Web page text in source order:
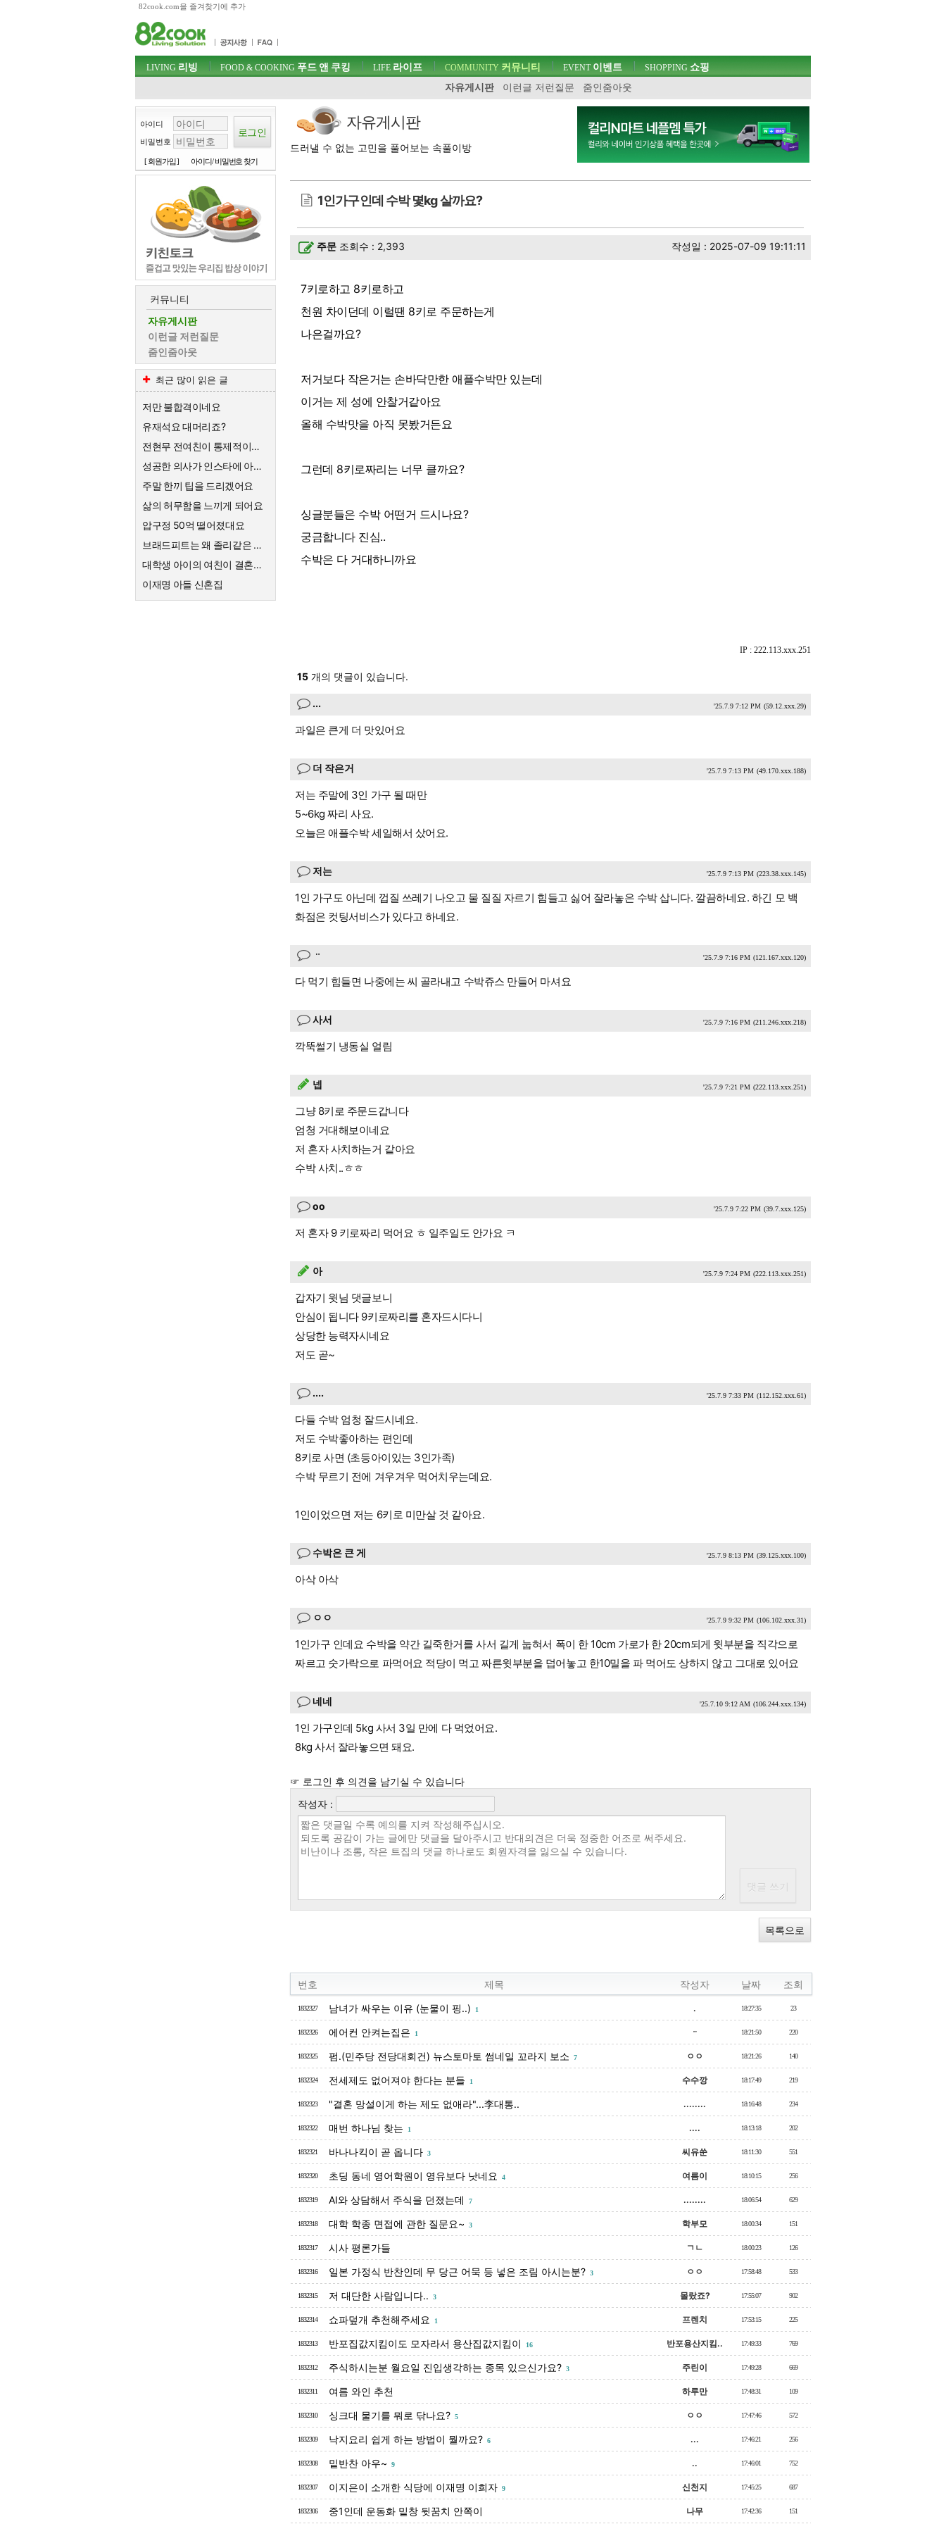
82cook.com을 즐겨찾기에 추가
주메뉴 바로가기
컨텐츠 바로가기
검색 바로가기
로그인 바로가기
주메뉴
LIVING 리빙 FOOD & COOKING 푸드 앤 쿠킹 LIFE 라이프 COMMUNITY 커뮤니티
자유게시판
이런글 저런질문 줌인줌아웃
EVENT이벤트 SHOPPING 쇼핑
아이디
비밀번호
[ 회원가입 ] 아이디/ 비밀번호 찾기
커뮤니티
자유게시판
이런글 저런질문
줌인줌아웃
최근 많이 읽은 글
저만 불합격이네요
유재석요 대머리죠?
전현무 전여친이 통제적이었다는데
성공한 의사가 인스타에 아내 인증을 했는데 ㄷㄷ
주말 한끼 팁을 드리겠어요
삶의 허무함을 느끼게 되어요
압구정 50억 떨어졌대요
브래드피트는 왜 졸리같은 여자랑 결혼하게된건가요
대학생 아이의 여친이 결혼하자고한대요
이재명 아들 신혼집
자유게시판
드러낼 수 없는 고민을 풀어보는 속풀이방
1인가구인데 수박 몇kg 살까요?
주문 조회수 : 2,393 작성일 : 2025-07-09 19:11:11
7키로하고 8키로하고
천원 차이던데 이럴땐 8키로 주문하는게
나은걸까요?
저거보다 작은거는 손바닥만한 애플수박만 있는데
이거는 제 성에 안찰거같아요
올해 수박맛을 아직 못봤거든요
그런데 8키로짜리는 너무 클까요?
싱글분들은 수박 어떤거 드시나요?
궁금합니다 진심..
수박은 다 거대하니까요
IP : 222.113.xxx.251
15 개의 댓글이 있습니다.
... '25.7.9 7:12 PM (59.12.xxx.29)
과일은 큰게 더 맛있어요
더 작은거 '25.7.9 7:13 PM (49.170.xxx.188)
저는 주말에 3인 가구 될 때만
5~6kg 짜리 사요.
오늘은 애플수박 세일해서 샀어요.
저는 '25.7.9 7:13 PM (223.38.xxx.145)
1인 가구도 아닌데 껍질 쓰레기 나오고 물 질질 자르기 힘들고 싫어 잘라놓은 수박 삽니다. 깔끔하네요. 하긴 모 백
화점은 컷팅서비스가 있다고 하네요.
ᆢ '25.7.9 7:16 PM (121.167.xxx.120)
다 먹기 힘들면 나중에는 씨 골라내고 수박쥬스 만들어 마셔요
사서 '25.7.9 7:16 PM (211.246.xxx.218)
깍뚝썰기 냉동실 얼림
넵 '25.7.9 7:21 PM (222.113.xxx.251)
그냥 8키로 주문드갑니다
엄청 거대해보이네요
저 혼자 사치하는거 같아요
수박 사치..ㅎㅎ
oo '25.7.9 7:22 PM (39.7.xxx.125)
저 혼자 9 키로짜리 먹어요 ㅎ 일주일도 안가요 ㅋ
아 '25.7.9 7:24 PM (222.113.xxx.251)
갑자기 윗님 댓글보니
안심이 됩니다 9키로짜리를 혼자드시다니
상당한 능력자시네요
저도 곧~
.... '25.7.9 7:33 PM (112.152.xxx.61)
다들 수박 엄청 잘드시네요.
저도 수박좋아하는 편인데
8키로 사면 (초등아이있는 3인가족)
수박 무르기 전에 겨우겨우 먹어치우는데요.
1인이었으면 저는 6키로 미만살 것 같아요.
수박은 큰 게 '25.7.9 8:13 PM (39.125.xxx.100)
아삭 아삭
ㅇㅇ '25.7.9 9:32 PM (106.102.xxx.31)
1인가구 인데요 수박을 약간 길죽한거를 사서 길게 눕혀서 폭이 한 10cm 가로가 한 20cm되게 윗부분을 직각으로
짜르고 숫가락으로 파먹어요 적당이 먹고 짜른윗부분을 덥어놓고 한10밀을 파 먹어도 상하지 않고 그대로 있어요
네네 '25.7.10 9:12 AM (106.244.xxx.134)
1인 가구인데 5kg 사서 3일 만에 다 먹었어요.
8kg 사서 잘라놓으면 돼요.
☞ 로그인 후 의견을 남기실 수 있습니다
작성자 :
목록으로
번호 제목 작성자 날짜 조회
1832327 남녀가 싸우는 이유 (눈물이 핑..) 1 . 18:27:35 23
1832326 에어컨 안켜는집은 1 ᆢ 18:21:50 220
1832325 펌.(민주당 전당대회건) 뉴스토마토 썸네일 꼬라지 보소 7 ㅇㅇ 18:21:26 140
1832324 전세제도 없어져야 한다는 분들 1 수수깡 18:17:49 219
1832323 "결혼 망설이게 하는 제도 없애라"...李대통.. ........ 18:16:48 234
1832322 매번 하나님 찾는 1 .... 18:13:18 202
1832321 바나나킥이 곧 옵니다 3 씨유쑨 18:11:30 551
1832320 초딩 동네 영어학원이 영유보다 낫네요 4 여름이 18:10:15 256
1832319 AI와 상담해서 주식을 던졌는데 7 ........ 18:06:54 629
1832318 대학 학종 면접에 관한 질문요~ 3 학부모 18:00:34 151
1832317 시사 평론가들 ㄱㄴ 18:00:23 126
1832316 일본 가정식 반찬인데 무 당근 어묵 등 넣은 조림 아시는분? 3 ㅇㅇ 17:58:48 533
1832315 저 대단한 사람입니다.. 3 몰랐죠? 17:55:07 902
1832314 쇼파덮개 추천해주세요 1 프렌치 17:53:15 225
1832313 반포집값지킴이도 모자라서 용산집값지킴이 16 반포용산지킴.. 17:49:33 769
1832312 주식하시는분 월요일 진입생각하는 종목 있으신가요? 3 주린이 17:49:28 669
1832311 여름 와인 추천 하루만 17:48:31 109
1832310 싱크대 물기를 뭐로 닦나요? 5 ㅇㅇ 17:47:46 572
1832309 낙지요리 쉽게 하는 방법이 뭘까요? 6 ... 17:46:21 256
1832308 밑반찬 아우~ 9 .. 17:46:01 752
1832307 이지은이 소개한 식당에 이재명 이희자 9 신천지 17:45:25 687
1832306 중1인데 운동화 밑창 뒷꿈치 안쪽이 나무 17:42:36 151